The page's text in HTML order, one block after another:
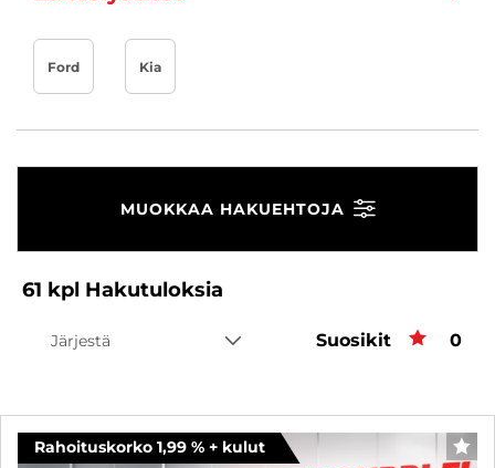
Ford Kia
MUOKKAA HAKUEHTOJA
61 kpl Hakutuloksia
Järjestä Suosikit 0
Rahoituskorko 1,99 % + kulut